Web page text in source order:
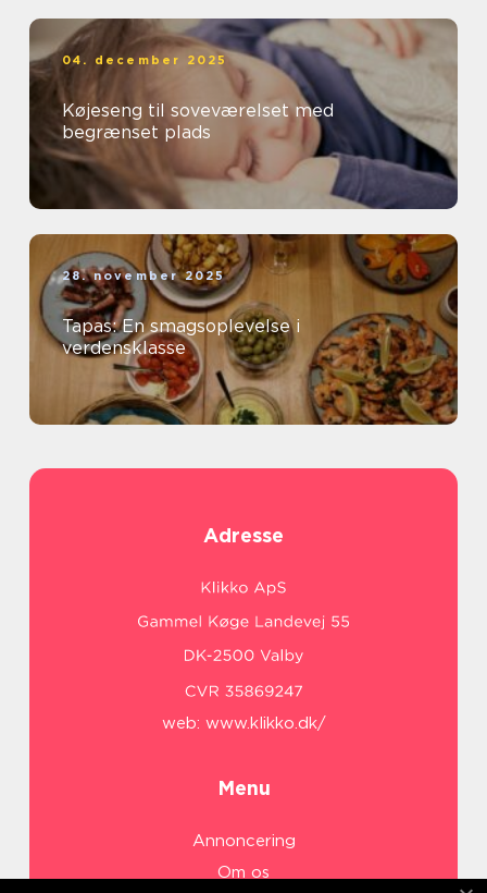
04. december 2025
Køjeseng til soveværelset med
begrænset plads
28. november 2025
Tapas: En smagsoplevelse i
verdensklasse
Adresse
web: www.klikko.dk/
Menu
Annoncering
Om os